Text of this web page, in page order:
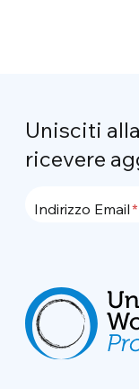
Unisciti
ricevere
Indirizzo Email